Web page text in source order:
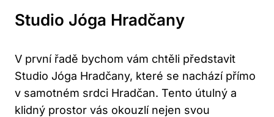
Studio Jóga Hradčany
V první řadě bychom vám chtěli představit
Studio Jóga Hradčany, které se nachází přímo
v samotném srdci Hradčan. Tento útulný a
klidný prostor vás okouzlí nejen svou